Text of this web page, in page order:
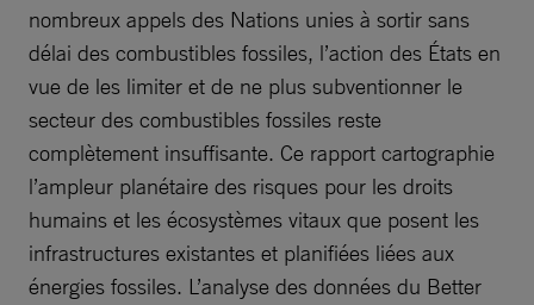
nombreux appels des Nations unies à sortir sans
délai des combustibles fossiles, l’action des États en
vue de les limiter et de ne plus subventionner le
secteur des combustibles fossiles reste
complètement insuffisante. Ce rapport cartographie
l’ampleur planétaire des risques pour les droits
humains et les écosystèmes vitaux que posent les
infrastructures existantes et planifiées liées aux
énergies fossiles. L’analyse des données du Better